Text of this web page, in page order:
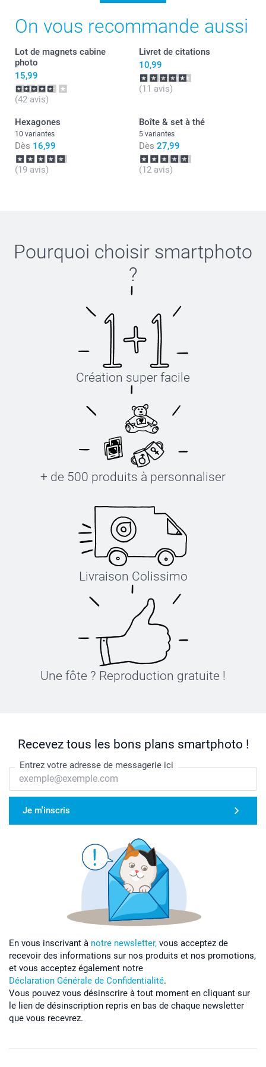
On vous recommande aussi
Lot de magnets cabine
photo
15,99
(42 avis)
Livret de citations
10,99
(11 avis)
Hexagones
10 variantes
Dès 16,99
(19 avis)
Boîte & set à thé
5 variantes
Dès 27,99
(12 avis)
Pourquoi choisir smartphoto
?
Création super facile
+ de 500 produits à personnaliser
Livraison Colissimo
Une fôte ? Reproduction gratuite !
Recevez tous les bons plans smartphoto !
Entrez votre adresse de messagerie ici
Je m'inscris
En vous inscrivant à notre newsletter, vous acceptez de
recevoir des informations sur nos produits et nos promotions,
et vous acceptez également notre
Déclaration Générale de Confidentialité.
Vous pouvez vous désinscrire à tout moment en cliquant sur
le lien de désinscription repris en bas de chaque newsletter
que vous recevrez.